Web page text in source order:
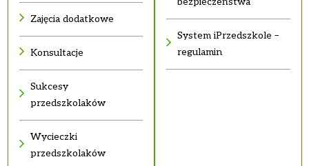
Zajęcia dodatkowe
Konsultacje
Sukcesy
przedszkolaków
Wycieczki
przedszkolaków
System iPrzedszkole –
regulamin